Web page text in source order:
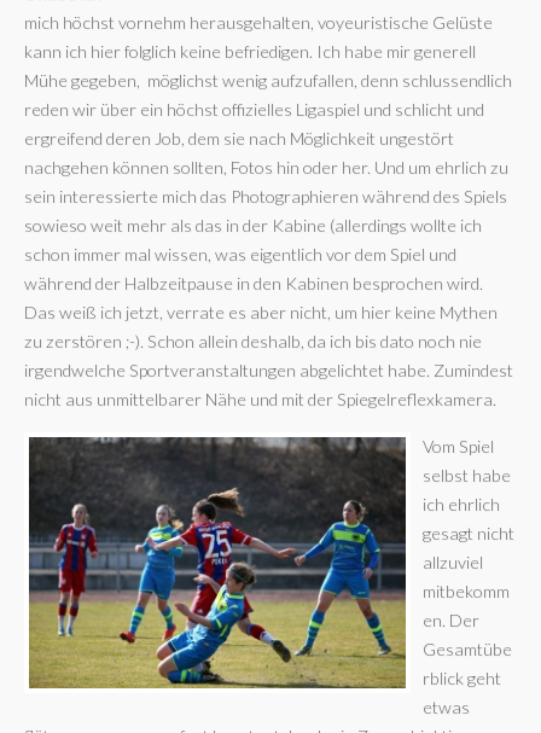
mich höchst vornehm herausgehalten, voyeuristische Gelüste
kann ich hier folglich keine befriedigen. Ich habe mir generell
Mühe gegeben, möglichst wenig aufzufallen, denn schlussendlich
reden wir über ein höchst offizielles Ligaspiel und schlicht und
ergreifend deren Job, dem sie nach Möglichkeit ungestört
nachgehen können sollten, Fotos hin oder her. Und um ehrlich zu
sein interessierte mich das Photographieren während des Spiels
sowieso weit mehr als das in der Kabine (allerdings wollte ich
schon immer mal wissen, was eigentlich vor dem Spiel und
während der Halbzeitpause in den Kabinen besprochen wird.
Das weiß ich jetzt, verrate es aber nicht, um hier keine Mythen
zu zerstören ;-). Schon allein deshalb, da ich bis dato noch nie
irgendwelche Sportveranstaltungen abgelichtet habe. Zumindest
nicht aus unmittelbarer Nähe und mit der Spiegelreflexkamera.
Vom Spiel
selbst habe
ich ehrlich
gesagt nicht
allzuviel
mitbekomm
en. Der
Gesamtübe
rblick geht
etwas